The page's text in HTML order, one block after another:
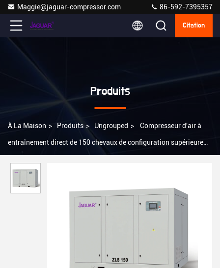
Maggie@jaguar-compressor.com 86-592-7395357
Citation
Produits
À La Maison > Produits > Ungrouped > Compresseur d'air à
entraînement direct de 150 chevaux de configuration supérieure